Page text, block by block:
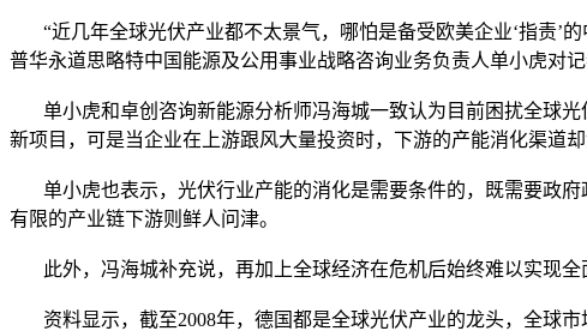
“近几年全球光伏产业都不太景气，哪怕是备受欧美企业‘指责’
普华永道思略特中国能源及公用事业战略咨询业务负责人单小虎对记
单小虎和卓创咨询新能源分析师冯海城一致认为目前困扰全球光
新项目，可是当企业在上游跟风大量投资时，下游的产能消化渠道
单小虎也表示，光伏行业产能的消化是需要条件的，既需要政府
有限的产业链下游则鲜人问津。
此外，冯海城补充说，再加上全球经济在危机后始终难以实现全
资料显示，截至2008年，德国都是全球光伏产业的龙头，全球市